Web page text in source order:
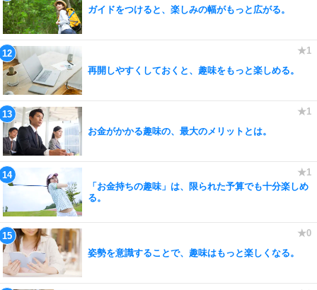
ガイドをつけると、楽しみの幅がもっと広がる。
再開しやすくしておくと、趣味をもっと楽しめる。
お金がかかる趣味の、最大のメリットとは。
「お金持ちの趣味」は、限られた予算でも十分楽しめ
る。
姿勢を意識することで、趣味はもっと楽しくなる。